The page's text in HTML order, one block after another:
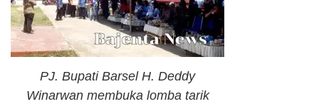
PJ. Bupati Barsel H. Deddy
Winarwan membuka lomba tarik